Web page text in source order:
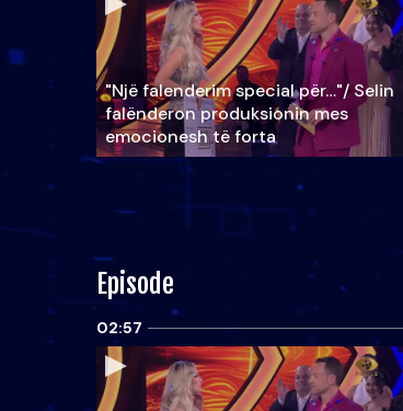
"Një falenderim special për…"/ Selin
falënderon produksionin mes
emocionesh të forta
Episode
02:57